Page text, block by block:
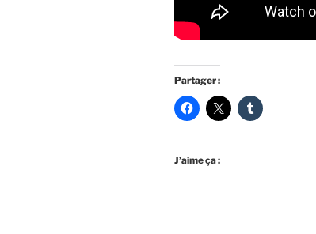
Partager :
J’aime ça :